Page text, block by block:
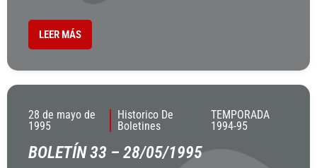
LEER MÁS
28 de mayo de
1995
Historico De
Boletines
TEMPORADA
1994-95
BOLETÍN 33 – 28/05/1995